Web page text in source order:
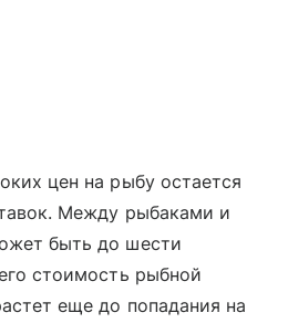
цен на рыбу остается
Между рыбаками и
быть до шести
стоимость рыбной
еще до попадания на